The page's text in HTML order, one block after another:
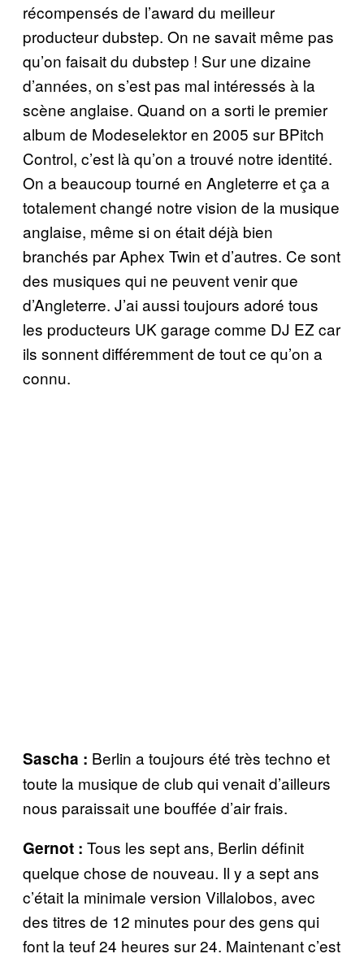
récompensés de l’award du meilleur
producteur dubstep. On ne savait même pas
qu’on faisait du dubstep ! Sur une dizaine
d’années, on s’est pas mal intéressés à la
scène anglaise. Quand on a sorti le premier
album de Modeselektor en 2005 sur BPitch
Control, c’est là qu’on a trouvé notre identité.
On a beaucoup tourné en Angleterre et ça a
totalement changé notre vision de la musique
anglaise, même si on était déjà bien
branchés par Aphex Twin et d’autres. Ce sont
des musiques qui ne peuvent venir que
d’Angleterre. J’ai aussi toujours adoré tous
les producteurs UK garage comme DJ EZ car
ils sonnent différemment de tout ce qu’on a
connu.
Sascha : Berlin a toujours été très techno et
toute la musique de club qui venait d’ailleurs
nous paraissait une bouffée d’air frais.
Gernot : Tous les sept ans, Berlin définit
quelque chose de nouveau. Il y a sept ans
c’était la minimale version Villalobos, avec
des titres de 12 minutes pour des gens qui
font la teuf 24 heures sur 24. Maintenant c’est